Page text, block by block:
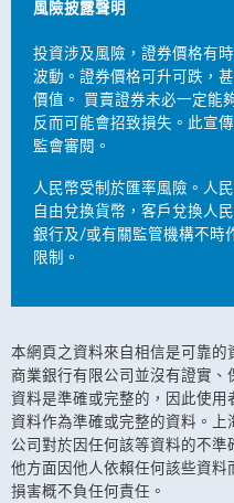
風險披露聲明
投資涉及風險，證券價格有
波動。證券價格可升可跌，
價值。 買賣證券未必一定能
反而可能會招致損失。此宣
監會審閱。
人民幣受制於匯率風險。人
自由兌換貨幣，客戶兌換人
銀行及/或有關監管機構不時
限制。
本網頁之資料來自相信是可靠的
商業銀行有限公司並沒有證實、
資料是準確或完整的，因此使用
資料作為準確或完整的資料。上
公司對於因任何該等資料的不準
他方面因他人依賴任何該些資料
損害概不負任何責任。